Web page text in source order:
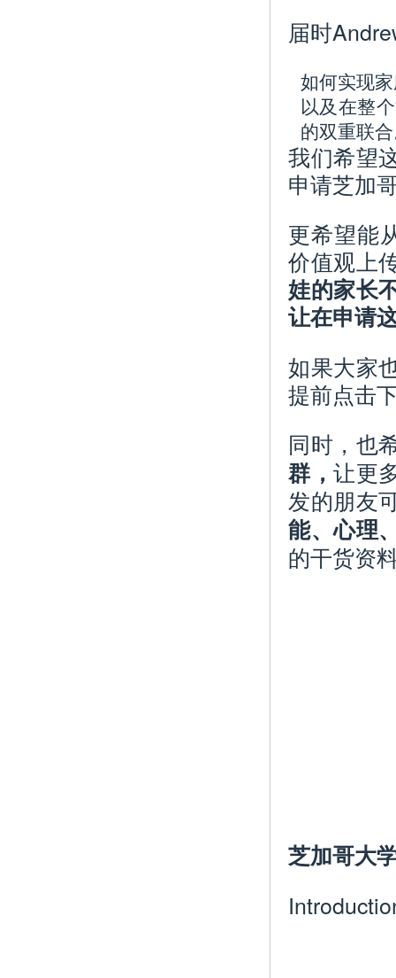
届时
如何实现
以及在整
的双重联
我们希望
申请芝加
更希望能
价值观上
娃的家长
让在申请
如果大家
提前点击
同时，也
群，让更
发的朋友
能、心理
的干货资
芝加哥大